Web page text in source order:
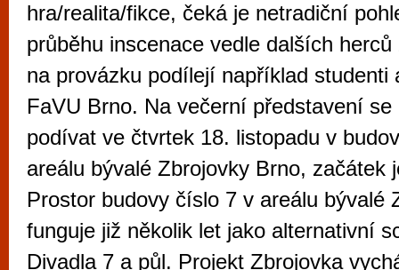
hra/realita/fikce, čeká je netradiční
průběhu inscenace vedle dalších
na provázku podílejí například studenti
FaVU Brno. Na večerní představení
podívat ve čtvrtek 18. listopadu v
areálu bývalé Zbrojovky Brno, začátek
Prostor budovy číslo 7 v areálu bývalé
funguje již několik let jako alternativní
Divadla 7 a půl. Projekt Zbrojovka